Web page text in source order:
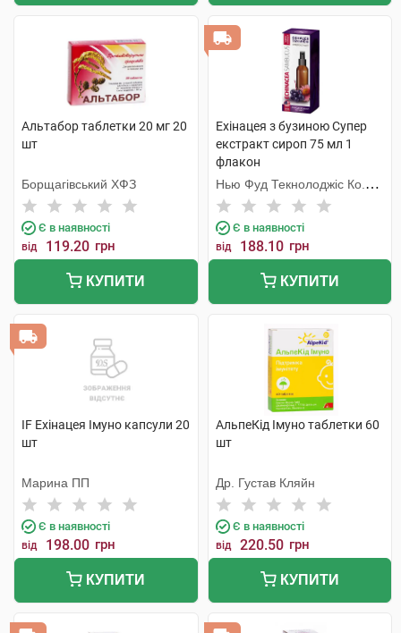
Альтабор таблетки 20 мг 20
шт
Борщагівський ХФЗ
Є в наявності
від 119.20 грн
КУПИТИ
Ехінацея з бузиною Супер
екстракт сироп 75 мл 1
флакон
Нью Фуд Текнолоджіс Ко.
Лтд
Є в наявності
від 188.10 грн
КУПИТИ
IF Ехінацея Імуно капсули 20
шт
Марина ПП
Є в наявності
від 198.00 грн
КУПИТИ
АльпеКід Імуно таблетки 60
шт
Др. Густав Кляйн
Є в наявності
від 220.50 грн
КУПИТИ